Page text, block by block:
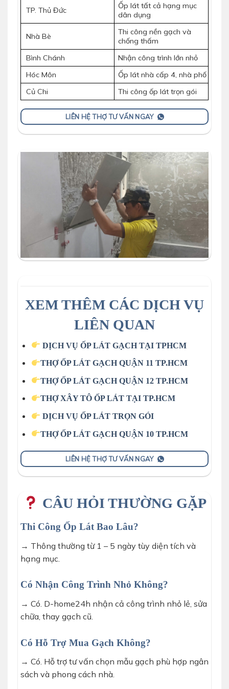
TP. Thủ Đức
Ốp lát tất cả hạng mục
dân dụng
Nhà Bè
Thi công nền gạch và
chống thấm
Bình Chánh
Nhận công trình lớn nhỏ
Hóc Môn
Ốp lát nhà cấp 4, nhà phố
Củ Chi
Thi công ốp lát trọn gói
LIÊN HỆ THỢ TƯ VẤN NGAY
XEM THÊM CÁC DỊCH VỤ
LIÊN QUAN
DỊCH VỤ ỐP LÁT GẠCH TẠI TPHCM
THỢ ỐP LÁT GẠCH QUẬN 11 TP.HCM
THỢ ỐP LÁT GẠCH QUẬN 12 TP.HCM
THỢ XÂY TÔ ỐP LÁT TẠI TP.HCM
DỊCH VỤ ỐP LÁT TRỌN GÓI
THỢ ỐP LÁT GẠCH QUẬN 10 TP.HCM
LIÊN HỆ THỢ TƯ VẤN NGAY
CÂU HỎI THƯỜNG GẶP
Thi Công Ốp Lát Bao Lâu?
→ Thông thường từ 1 – 5 ngày tùy diện tích và
hạng mục.
Có Nhận Công Trình Nhỏ Không?
→ Có. D-home24h nhận cả công trình nhỏ lẻ, sửa
chữa, thay gạch cũ.
Có Hỗ Trợ Mua Gạch Không?
→ Có. Hỗ trợ tư vấn chọn mẫu gạch phù hợp ngân
sách và phong cách nhà.